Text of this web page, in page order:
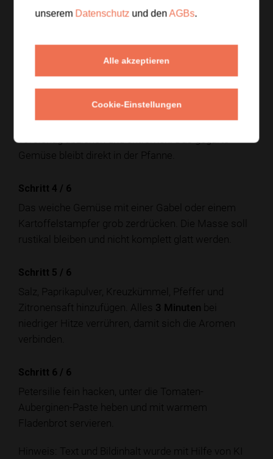
Schritt 2/6
20 Minuten
garen, bis Aubergine,
Anschließend die Haut von Aubergine und Tomaten
vorsichtig abziehen und entfernen. Das gegarte
Gemüse bleibt direkt in der Pfanne.
Schritt 4 / 6
Das weiche Gemüse mit einer Gabel oder einem
Kartoffelstampfer grob zerdrücken. Die Masse soll
rustikal bleiben und nicht komplett glatt werden.
Schritt 5 / 6
Salz, Paprikapulver, Kreuzkümmel, Pfeffer und
Zitronensaft hinzufügen. Alles 3 Minuten bei
niedriger Hitze verrühren, damit sich die Aromen
verbinden.
Schritt 6 / 6
Petersilie fein hacken, unter die Tomaten-
Auberginen-Paste heben und mit warmem
Fladenbrot servieren.
Hinweis: Text und Bildinhalt wurde mit Hilfe von KI
unserem Datenschutz und denAGBs.
Alle akzeptieren
Cookie-Einstellungen